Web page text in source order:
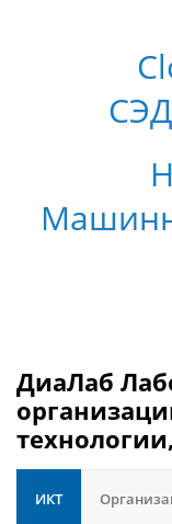
СЭД
ДиаЛаб
ИКТ